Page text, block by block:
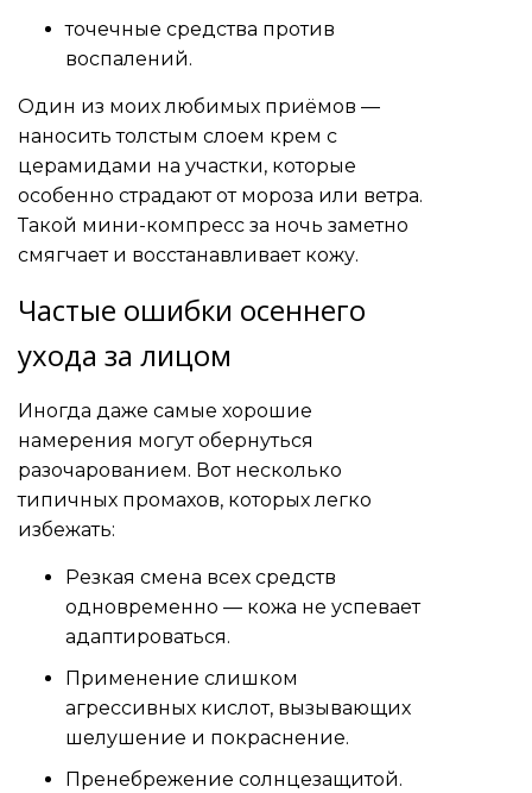
точечные средства против
воспалений.
Один из моих любимых приёмов —
наносить толстым слоем крем с
церамидами на участки, которые
особенно страдают от мороза или ветра.
Такой мини-компресс за ночь заметно
смягчает и восстанавливает кожу.
Частые ошибки осеннего
ухода за лицом
Иногда даже самые хорошие
намерения могут обернуться
разочарованием. Вот несколько
типичных промахов, которых легко
избежать:
Резкая смена всех средств
одновременно — кожа не успевает
адаптироваться.
Применение слишком
агрессивных кислот, вызывающих
шелушение и покраснение.
Пренебрежение солнцезащитой.